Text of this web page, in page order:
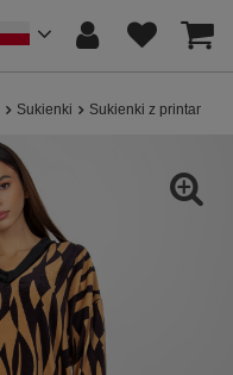
Sukienki Sukienki z printami